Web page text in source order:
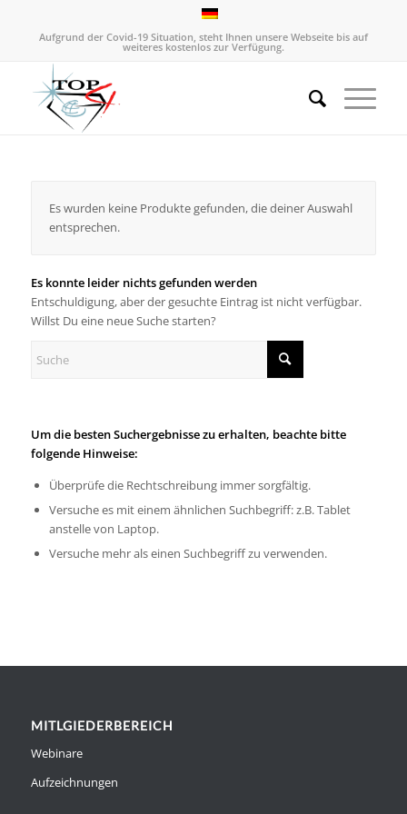
Aufgrund der Covid-19 Situation, steht Ihnen unsere Webseite bis auf
weiteres kostenlos zur Verfügung.
Es wurden keine Produkte gefunden, die deiner Auswahl
entsprechen.
Es konnte leider nichts gefunden werden
Entschuldigung, aber der gesuchte Eintrag ist nicht verfügbar.
Willst Du eine neue Suche starten?
Um die besten Suchergebnisse zu erhalten, beachte bitte
folgende Hinweise:
Überprüfe die Rechtschreibung immer sorgfältig.
Versuche es mit einem ähnlichen Suchbegriff: z.B. Tablet
anstelle von Laptop.
Versuche mehr als einen Suchbegriff zu verwenden.
MITLGIEDERBEREICH
Webinare
Aufzeichnungen